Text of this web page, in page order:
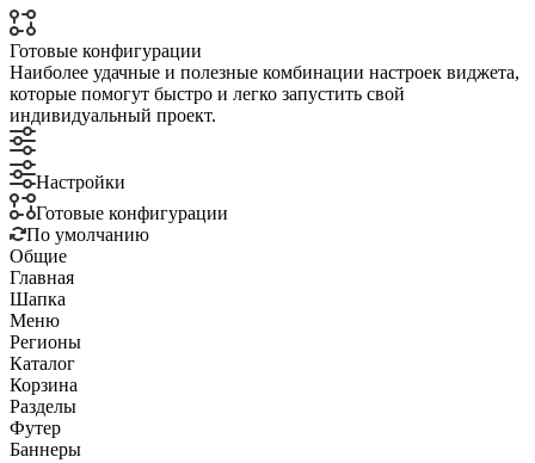
Готовые конфигурации
Наиболее удачные и полезные комбинации настроек виджета,
которые помогут быстро и легко запустить свой
индивидуальный проект.
Настройки
Готовые конфигурации
По умолчанию
Общие
Главная
Шапка
Меню
Регионы
Каталог
Корзина
Разделы
Футер
Баннеры